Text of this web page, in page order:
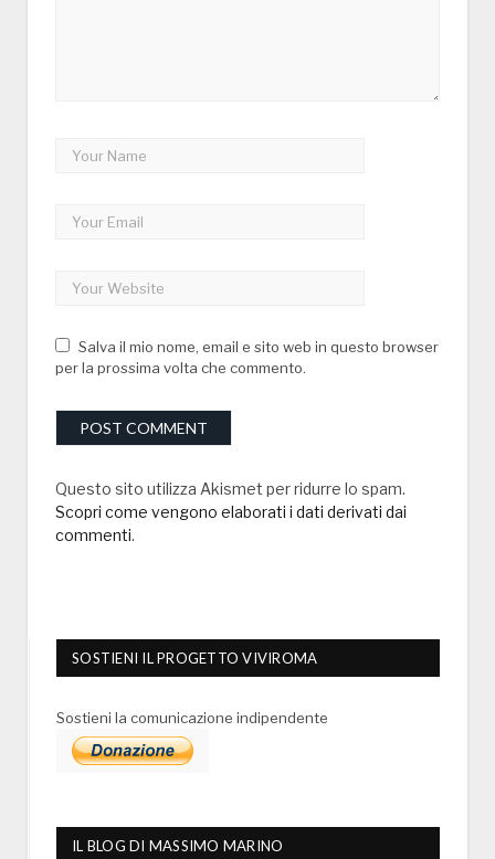
Salva il mio nome, email e sito web in questo browser
per la prossima volta che commento.
Questo sito utilizza Akismet per ridurre lo spam.
Scopri come vengono elaborati i dati derivati dai
commenti.
SOSTIENI IL PROGETTO VIVIROMA
Sostieni la comunicazione indipendente
IL BLOG DI MASSIMO MARINO